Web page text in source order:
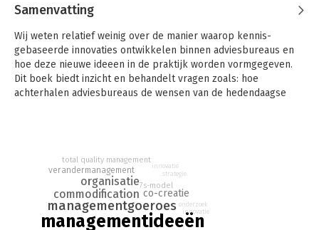
Samenvatting
Wij weten relatief weinig over de manier waarop kennis-
gebaseerde innovaties ontwikkelen binnen adviesbureaus en
hoe deze nieuwe ideeen in de praktijk worden vormgegeven.
Dit boek biedt inzicht en behandelt vragen zoals: hoe
achterhalen adviesbureaus de wensen van de hedendaagse
managementideeën
managementgoeroes
commodification
organisatie
co-creatie
verandermanagement
7s-model
total quality management
innovatie
strategie
onderzoek
innovatie